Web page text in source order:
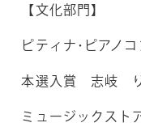
【文化部門】
ピティナ･ピアノ
本選入賞 志岐
ミュージックス